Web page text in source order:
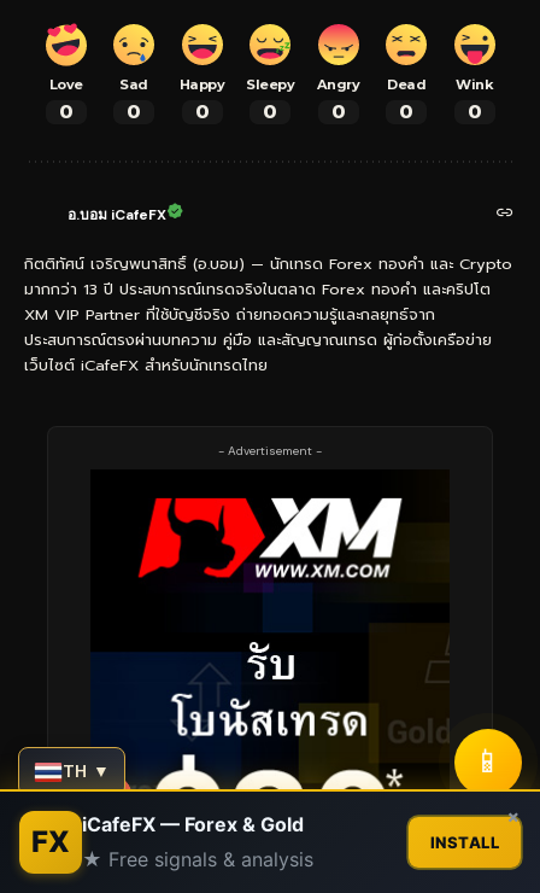
Love
0
Sad
0
Happy
0
Sleepy
0
Angry
0
Dead
0
Wink
0
อ.บอม iCafeFX
กิตติทัศน์ เจริญพนาสิทธิ์ (อ.บอม) — นักเทรด Forex ทองคำ และ Crypto
มากกว่า 13 ปี ประสบการณ์เทรดจริงในตลาด Forex ทองคำ และคริปโต
XM VIP Partner ที่ใช้บัญชีจริง ถ่ายทอดความรู้และกลยุทธ์จาก
ประสบการณ์ตรงผ่านบทความ คู่มือ และสัญญาณเทรด ผู้ก่อตั้งเครือข่าย
เว็บไซต์ iCafeFX สำหรับนักเทรดไทย
- Advertisement -
TH ▼ 📱
FX iCafeFX — Forex & Gold
★ Free signals & analysis
INSTALL
×
Contact us
Open